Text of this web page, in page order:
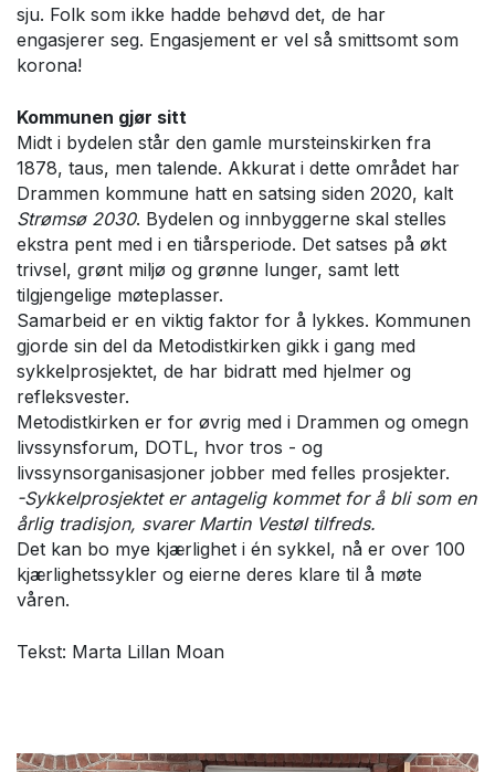
sju. Folk som ikke hadde behøvd det, de har
engasjerer seg. Engasjement er vel så smittsomt som
korona!
Kommunen gjør sitt
Midt i bydelen står den gamle mursteinskirken fra
1878, taus, men talende. Akkurat i dette området har
Drammen kommune hatt en satsing siden 2020, kalt
Strømsø 2030. Bydelen og innbyggerne skal stelles
ekstra pent med i en tiårsperiode. Det satses på økt
trivsel, grønt miljø og grønne lunger, samt lett
tilgjengelige møteplasser.
Samarbeid er en viktig faktor for å lykkes. Kommunen
gjorde sin del da Metodistkirken gikk i gang med
sykkelprosjektet, de har bidratt med hjelmer og
refleksvester.
Metodistkirken er for øvrig med i Drammen og omegn
livssynsforum, DOTL, hvor tros - og
livssynsorganisasjoner jobber med felles prosjekter.
-Sykkelprosjektet er antagelig kommet for å bli som en
årlig tradisjon, svarer Martin Vestøl tilfreds.
Det kan bo mye kjærlighet i én sykkel, nå er over 100
kjærlighetssykler og eierne deres klare til å møte
våren.
Tekst: Marta Lillan Moan